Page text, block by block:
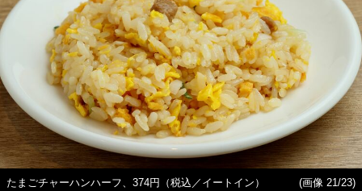
たまごチャーハンハーフ、374円（税込／イートイン） (画像 21/23)